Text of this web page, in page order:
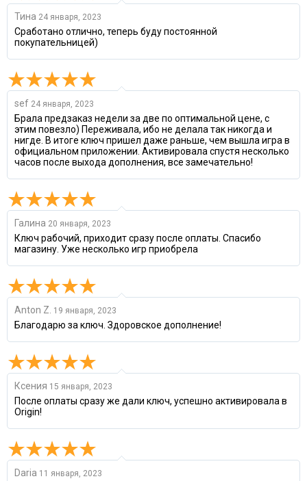
Тина 24 января, 2023
Сработано отлично, теперь буду постоянной
покупательницей)
sef 24 января, 2023
Брала предзаказ недели за две по оптимальной цене, с
этим повезло) Переживала, ибо не делала так никогда и
нигде. В итоге ключ пришел даже раньше, чем вышла игра в
официальном приложении. Активировала спустя несколько
часов после выхода дополнения, все замечательно!
Галина 20 января, 2023
Ключ рабочий, приходит сразу после оплаты. Спасибо
магазину. Уже несколько игр приобрела
Anton Z. 19 января, 2023
Благодарю за ключ. Здоровское дополнение!
Ксения 15 января, 2023
После оплаты сразу же дали ключ, успешно активировала в
Origin!
Daria 11 января, 2023